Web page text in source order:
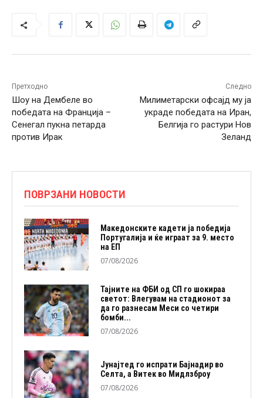
Претходно
Шоу на Дембеле во
победата на Франција –
Сенегал пукна петарда
против Ирак
Следно
Милиметарски офсајд му ја
украде победата на Иран,
Белгија го растури Нов
Зеланд
ПОВРЗАНИ НОВОСТИ
Македонските кадети ја победија
Португалија и ќе играат за 9. место
на ЕП
07/08/2026
Тајните на ФБИ од СП го шокираа
светот: Влегувам на стадионот за
да го разнесам Меси со четири
бомби...
07/08/2026
Јунајтед го испрати Бајнадир во
Селта, а Витек во Мидлзброу
07/08/2026